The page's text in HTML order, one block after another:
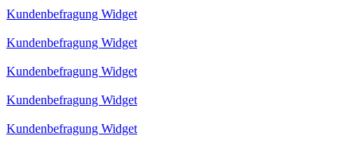
Kundenbefragung Widget
Kundenbefragung Widget
Kundenbefragung Widget
Kundenbefragung Widget
Kundenbefragung Widget